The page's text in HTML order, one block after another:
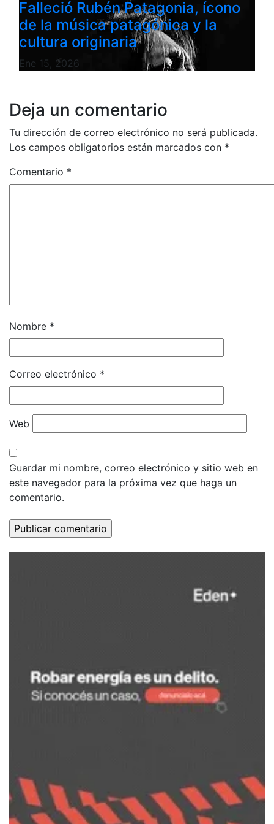
Falleció Rubén Patagonia, ícono
de la música patagónica y la
cultura originaria
Ene 15, 2026
Deja un comentario
Tu dirección de correo electrónico no será publicada.
Los campos obligatorios están marcados con *
Comentario *
Nombre *
Correo electrónico *
Web
Guardar mi nombre, correo electrónico y sitio web en
este navegador para la próxima vez que haga un
comentario.